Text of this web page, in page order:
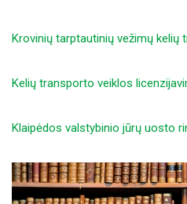
Krovinių tarptautinių vežimų kelių
Kelių transporto veiklos
Klaipėdos valstybinio jūrų uosto